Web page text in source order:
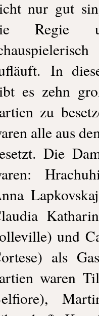
nur gut
Regie
In
es zehn
zu
alle aus
Die
und
als
waren